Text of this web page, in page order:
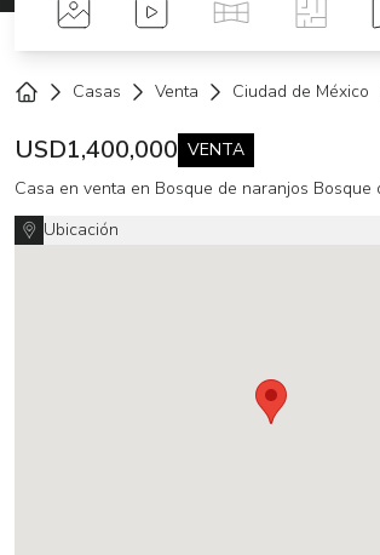
Fotos Videos Tour VirtualPlanos
Casas Venta Ciudad de México
USD1,400,000 VENTA
Casa en venta en Bosque de naranjos Bosque
Ubicación